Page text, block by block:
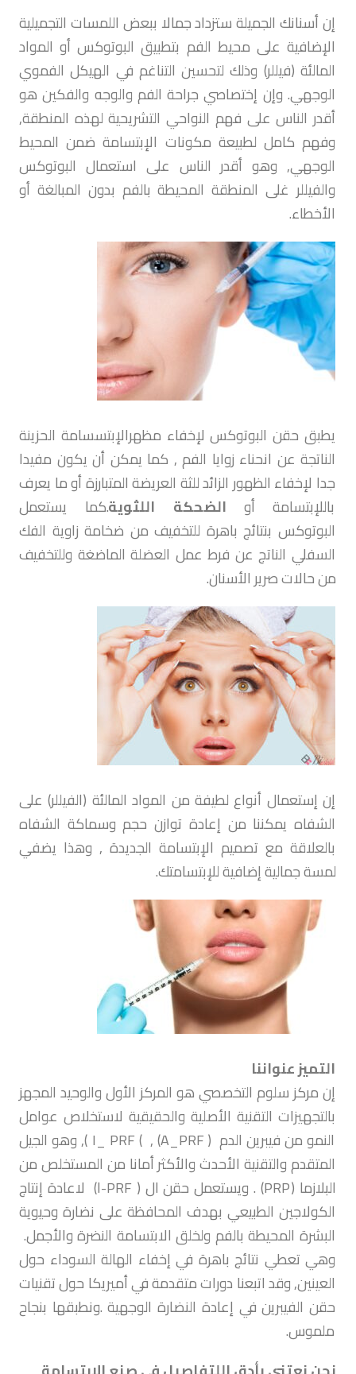
إن أسنانك الجميلة ستزداد جمالا ببعض اللمسات التجميلية
الإضافية على محيط الفم بتطبيق البوتوكس أو المواد
المالئة (فيللر) وذلك لتحسين التناغم في الهيكل الفموي
الوجهي. وإن إختصاصي جراحة الفم والوجه والفكين هو
أقدر الناس على فهم النواحي التشريحية لهذه المنطقة,
وفهم كامل لطبيعة مكونات الإبتسامة ضمن المحيط
الوجهي, وهو أقدر الناس على استعمال البوتوكس
والفيللر غلى المنطقة المحيطة بالفم بدون المبالغة أو
الأخطاء.
يطبق حقن البوتوكس لإخفاء مظهرالإبتسسامة الحزينة
الناتجة عن انحناء زوايا الفم , كما يمكن أن يكون مفيدا
جدا لإخفاء الظهور الزائد للثة العريضة المتبارزة أو ما يعرف
باللإبتسامة أو الضحكة اللثوية.كما يستعمل
البوتوكس بنتائج باهرة للتخفيف من ضخامة زاوية الفك
السفلي الناتج عن فرط عمل العضلة الماضغة وللتخفيف
من حالات صرير الأسنان.
إن إستعمال أنواع لطيفة من المواد المالئة (الفيللر) على
الشفاه يمكننا من إعادة توازن حجم وسماكة الشفاه
بالعلاقة مع تصميم الإبتسامة الجديدة , وهذا يضفي
لمسة جمالية إضافية للإبتسامتك.
التميز عنواننا
إن مركز سلوم التخصصي هو المركز الأول والوحيد المجهز
بالتجهيزات التقنية الأصلية والحقيقية لاستخلاص عوامل
النمو من فيبرين الدم ( A_PRF) , ) I_ PRF ), وهو الجيل
المتقدم والتقنية الأحدث والأكثر أمانا من المستخلص من
البلازما (PRP) . ويستعمل حقن ال ( PRF-ا) لاعادة إنتاج
الكولاجين الطبيعي بهدف المحافظة على نضارة وحيوية
البشرة المحيطة بالفم ولخلق الابتسامة النضرة والأجمل.
وهي تعطي نتائج باهرة في إخفاء الهالة السوداء حول
العينين, وقد اتبعنا دورات متقدمة في أميريكا حول تقنيات
حقن الفيبرين في إعادة النضارة الوجهية .ونطبقها بنجاح
ملموس.